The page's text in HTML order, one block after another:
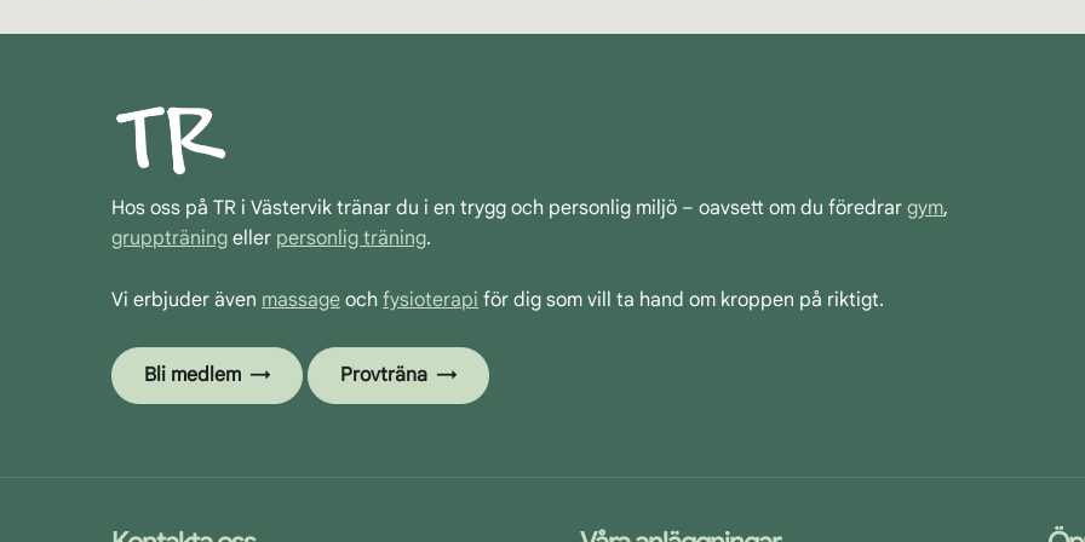
Hos oss på TR i Västervik tränar du i en trygg och personlig miljö – oavsett om du föredrar gym,
gruppträning eller personlig träning.
Vi erbjuder även massage och fysioterapi för dig som vill ta hand om kroppen på riktigt.
Bli medlem Provträna